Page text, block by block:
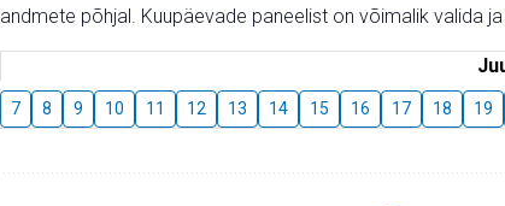
andmete põhjal. Kuupäevade paneelist on võimalik valida
7 8 9 10 11 12 13 14 15 16 17 18 19